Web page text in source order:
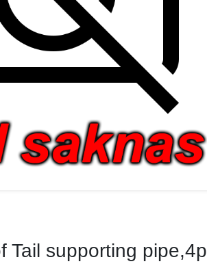
Tail supporting pipe,4p